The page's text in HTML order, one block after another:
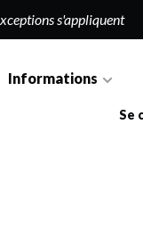
s'appliquent
Informations
Se